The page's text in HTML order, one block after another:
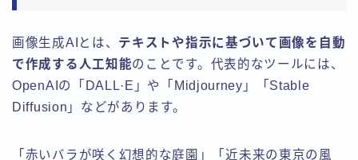
画像生成AIとは、 テキストや指示に基づいて画像を自動
で作成する人工知能のことです。代表的なツールには、
OpenAIの「DALL·E」や「Midjourney」「Stable
Diffusion」などがあります。
「赤いバラが咲く幻想的な庭園」「近未来の東京の風